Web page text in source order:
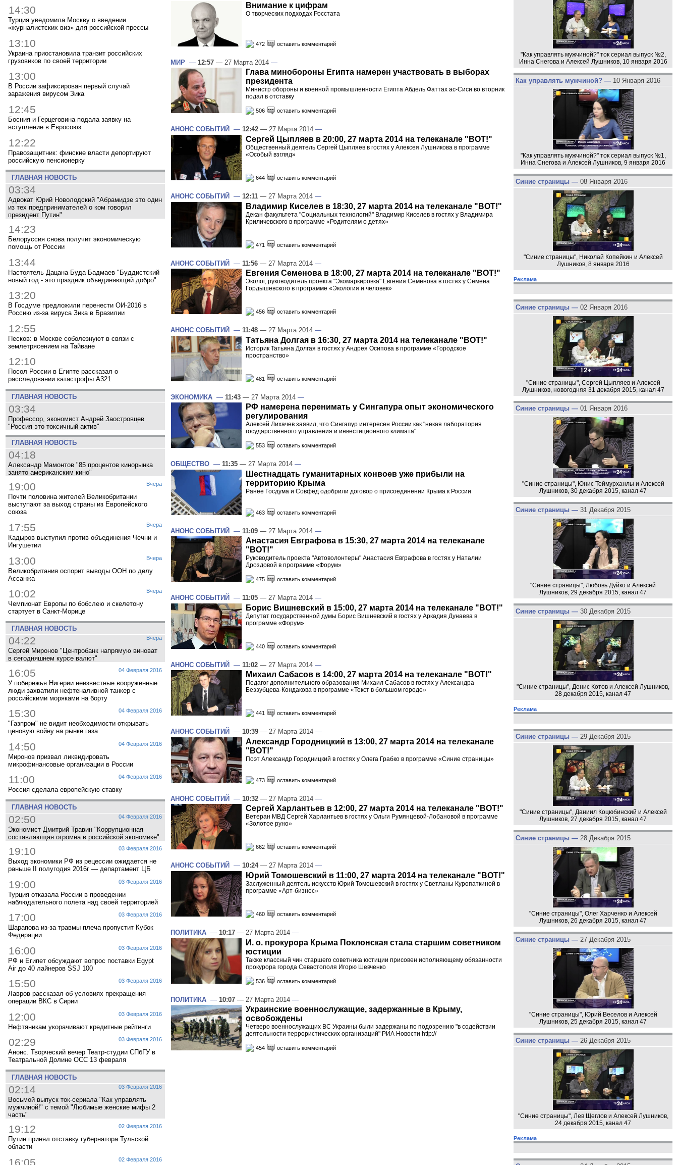
14:30
Турция уведомила Москву о введении
«журналистских виз» для российской прессы
13:10
Украина приостановила транзит российских
грузовиков по своей территории
13:00
В России зафиксирован первый случай
заражения вирусом Зика
12:45
Босния и Герцеговина подала заявку на
вступление в Евросоюз
12:22
Правозащитник: финские власти депортируют
российскую пенсионерку
ГЛАВНАЯ НОВОСТЬ
03:34
Адвокат Юрий Новолодский "Абрамидзе это один
из тех предпринимателей о ком говорил
президент Путин"
14:23
Белоруссия снова получит экономическую
помощь от России
13:44
Настоятель Дацана Буда Бадмаев "Буддистский
новый год - это праздник объединяющий добро"
13:20
В Госдуме предложили перенести ОИ-2016 в
Россию из-за вируса Зика в Бразилии
12:55
Песков: в Москве соболезнуют в связи с
землетрясением на Тайване
12:10
Посол России в Египте рассказал о
расследовании катастрофы A321
ГЛАВНАЯ НОВОСТЬ
03:34
Профессор, экономист Андрей Заостровцев
"Россия это токсичный актив"
ГЛАВНАЯ НОВОСТЬ
04:18
Александр Мамонтов "85 процентов кинорынка
занято американским кино"
Вчера
19:00
Почти половина жителей Великобритании
выступают за выход страны из Европейского
союза
Вчера
17:55
Кадыров выступил против объединения Чечни и
Ингушетии
Вчера
13:00
Великобритания оспорит выводы ООН по делу
Ассанжа
Вчера
10:02
Чемпионат Европы по бобслею и скелетону
стартует в Санкт-Морице
ГЛАВНАЯ НОВОСТЬ
Вчера
04:22
Сергей Миронов "Центробанк напрямую виноват
в сегодняшнем курсе валют"
04 Февраля 2016
16:05
У побережья Нигерии неизвестные вооруженные
люди захватили нефтеналивной танкер с
российскими моряками на борту
04 Февраля 2016
15:30
"Газпром" не видит необходимости открывать
ценовую войну на рынке газа
04 Февраля 2016
14:50
Миронов призвал ликвидировать
микрофинансовые организации в России
04 Февраля 2016
11:00
Россия сделала европейскую ставку
ГЛАВНАЯ НОВОСТЬ
04 Февраля 2016
02:50
Экономист Дмитрий Травин "Коррупционная
составляющая огромна в российской экономике"
03 Февраля 2016
19:10
Выход экономики РФ из рецессии ожидается не
раньше II полугодия 2016г — департамент ЦБ
03 Февраля 2016
19:00
Турция отказала России в проведении
наблюдательного полета над своей территорией
03 Февраля 2016
17:00
Шарапова из-за травмы плеча пропустит Кубок
Федерации
03 Февраля 2016
16:00
РФ и Египет обсуждают вопрос поставки Egypt
Air до 40 лайнеров SSJ 100
03 Февраля 2016
15:50
Лавров рассказал об условиях прекращения
операции ВКС в Сирии
03 Февраля 2016
12:00
Нефтяникам укорачивают кредитные рейтинги
03 Февраля 2016
02:29
Анонс. Творческий вечер Театр-студии СПбГУ в
Театральной Долине ОСС 13 февраля
ГЛАВНАЯ НОВОСТЬ
03 Февраля 2016
02:14
Восьмой выпуск ток-сериала "Как управлять
мужчиной!" с темой "Любимые женские мифы 2
часть"
02 Февраля 2016
19:12
Путин принял отставку губернатора Тульской
области
02 Февраля 2016
16:05
Внимание к цифрам
О творческих подходах Росстата
472 оставить комментарий
МИР — 12:57 — 27 Марта 2014 —
Глава минобороны Египта намерен участвовать в выборах
президента
Министр обороны и военной промышленности Египта Абдель Фаттах ас-Сиси во вторник
подал в отставку
506 оставить комментарий
АНОНС СОБЫТИЙ — 12:42 — 27 Марта 2014 —
Сергей Цыпляев в 20:00, 27 марта 2014 на телеканале "ВОТ!"
Общественный деятель Сергей Цыпляев в гостях у Алексея Лушникова в программе
«Особый взгляд»
644 оставить комментарий
АНОНС СОБЫТИЙ — 12:11 — 27 Марта 2014 —
Владимир Киселев в 18:30, 27 марта 2014 на телеканале "ВОТ!"
Декан факультета "Социальных технологий" Владимир Киселев в гостях у Владимира
Криличевского в программе «Родителям о детях»
471 оставить комментарий
АНОНС СОБЫТИЙ — 11:56 — 27 Марта 2014 —
Евгения Семенова в 18:00, 27 марта 2014 на телеканале "ВОТ!"
Эколог, руководитель проекта "Экомаркировка" Евгения Семенова в гостях у Семена
Гордышевского в программе «Экология и человек»
456 оставить комментарий
АНОНС СОБЫТИЙ — 11:48 — 27 Марта 2014 —
Татьяна Долгая в 16:30, 27 марта 2014 на телеканале "ВОТ!"
Историк Татьяна Долгая в гостях у Андрея Осипова в программе «Городское
пространство»
481 оставить комментарий
ЭКОНОМИКА — 11:43 — 27 Марта 2014 —
РФ намерена перенимать у Сингапура опыт экономического
регулирования
Алексей Лихачев заявил, что Сингапур интересен России как "некая лаборатория
государственного управления и инвестиционного климата"
553 оставить комментарий
ОБЩЕСТВО — 11:35 — 27 Марта 2014 —
Шестнадцать гуманитарных конвоев уже прибыли на
территорию Крыма
Ранее Госдума и Совфед одобрили договор о присоединении Крыма к России
463 оставить комментарий
АНОНС СОБЫТИЙ — 11:09 — 27 Марта 2014 —
Анастасия Евграфова в 15:30, 27 марта 2014 на телеканале
"ВОТ!"
Руководитель проекта "Автоволонтеры" Анастасия Евграфова в гостях у Наталии
Дроздовой в программе «Форум»
475 оставить комментарий
АНОНС СОБЫТИЙ — 11:05 — 27 Марта 2014 —
Борис Вишневский в 15:00, 27 марта 2014 на телеканале "ВОТ!"
Депутат государственной думы Борис Вишневский в гостях у Аркадия Дунаева в
программе «Форум»
440 оставить комментарий
АНОНС СОБЫТИЙ — 11:02 — 27 Марта 2014 —
Михаил Сабасов в 14:00, 27 марта 2014 на телеканале "ВОТ!"
Педагог дополнительного образования Михаил Сабасов в гостях у Александра
Беззубцева-Кондакова в программе «Текст в большом городе»
441 оставить комментарий
АНОНС СОБЫТИЙ — 10:39 — 27 Марта 2014 —
Александр Городницкий в 13:00, 27 марта 2014 на телеканале
"ВОТ!"
Поэт Александр Городницкий в гостях у Олега Грабко в программе «Синие страницы»
473 оставить комментарий
АНОНС СОБЫТИЙ — 10:32 — 27 Марта 2014 —
Сергей Харлантьев в 12:00, 27 марта 2014 на телеканале "ВОТ!"
Ветеран МВД Сергей Харлантьев в гостях у Ольги Румянцевой-Лобановой в программе
«Золотое руно»
662 оставить комментарий
АНОНС СОБЫТИЙ — 10:24— 27 Марта 2014 —
Юрий Томошевский в 11:00, 27 марта 2014 на телеканале "ВОТ!"
Заслуженный деятель искусств Юрий Томошевский в гостях у Светланы Куропаткиной в
программе «Арт-бизнес»
460 оставить комментарий
ПОЛИТИКА — 10:17 — 27 Марта 2014 —
И. о. прокурора Крыма Поклонская стала старшим советником
юстиции
Также классный чин старшего советника юстиции присовен исполняющему обязанности
прокурора города Севастополя Игорю Шевченко
536 оставить комментарий
ПОЛИТИКА — 10:07 — 27 Марта 2014 —
Украинские военнослужащие, задержанные в Крыму,
освобождены
Четверо военнослужащих ВС Украины были задержаны по подозрению "в содействии
деятельности террористических организаций" РИА Новости http://
454 оставить комментарий
"Как управлять мужчиной?" ток сериал выпуск №2,
Инна Снегова и Алексей Лушников, 10 января 2016
Как управлять мужчиной? — 10 Января 2016
"Как управлять мужчиной?" ток сериал выпуск №1,
Инна Снегова и Алексей Лушников, 9 января 2016
Синие страницы — 08 Января 2016
"Синие страницы", Николай Копейкин и Алексей
Лушников, 8 января 2016
Реклама
Синие страницы — 02 Января 2016
"Синие страницы", Сергей Цыпляев и Алексей
Лушников, новогодняя 31 декабря 2015, канал 47
Синие страницы — 01 Января 2016
"Синие страницы", Юнис Теймурханлы и Алексей
Лушников, 30 декабря 2015, канал 47
Синие страницы — 31 Декабря 2015
"Синие страницы", Любовь Дуйко и Алексей
Лушников, 29 декабря 2015, канал 47
Синие страницы — 30 Декабря 2015
"Синие страницы", Денис Котов и Алексей Лушников,
28 декабря 2015, канал 47
Реклама
Синие страницы — 29 Декабря 2015
"Синие страницы", Даниил Коцюбинский и Алексей
Лушников, 27 декабря 2015, канал 47
Синие страницы — 28 Декабря 2015
"Синие страницы", Олег Харченко и Алексей
Лушников, 26 декабря 2015, канал 47
Синие страницы — 27 Декабря 2015
"Синие страницы", Юрий Веселов и Алексей
Лушников, 25 декабря 2015, канал 47
Синие страницы — 26 Декабря 2015
"Синие страницы", Лев Щеглов и Алексей Лушников,
24 декабря 2015, канал 47
Реклама